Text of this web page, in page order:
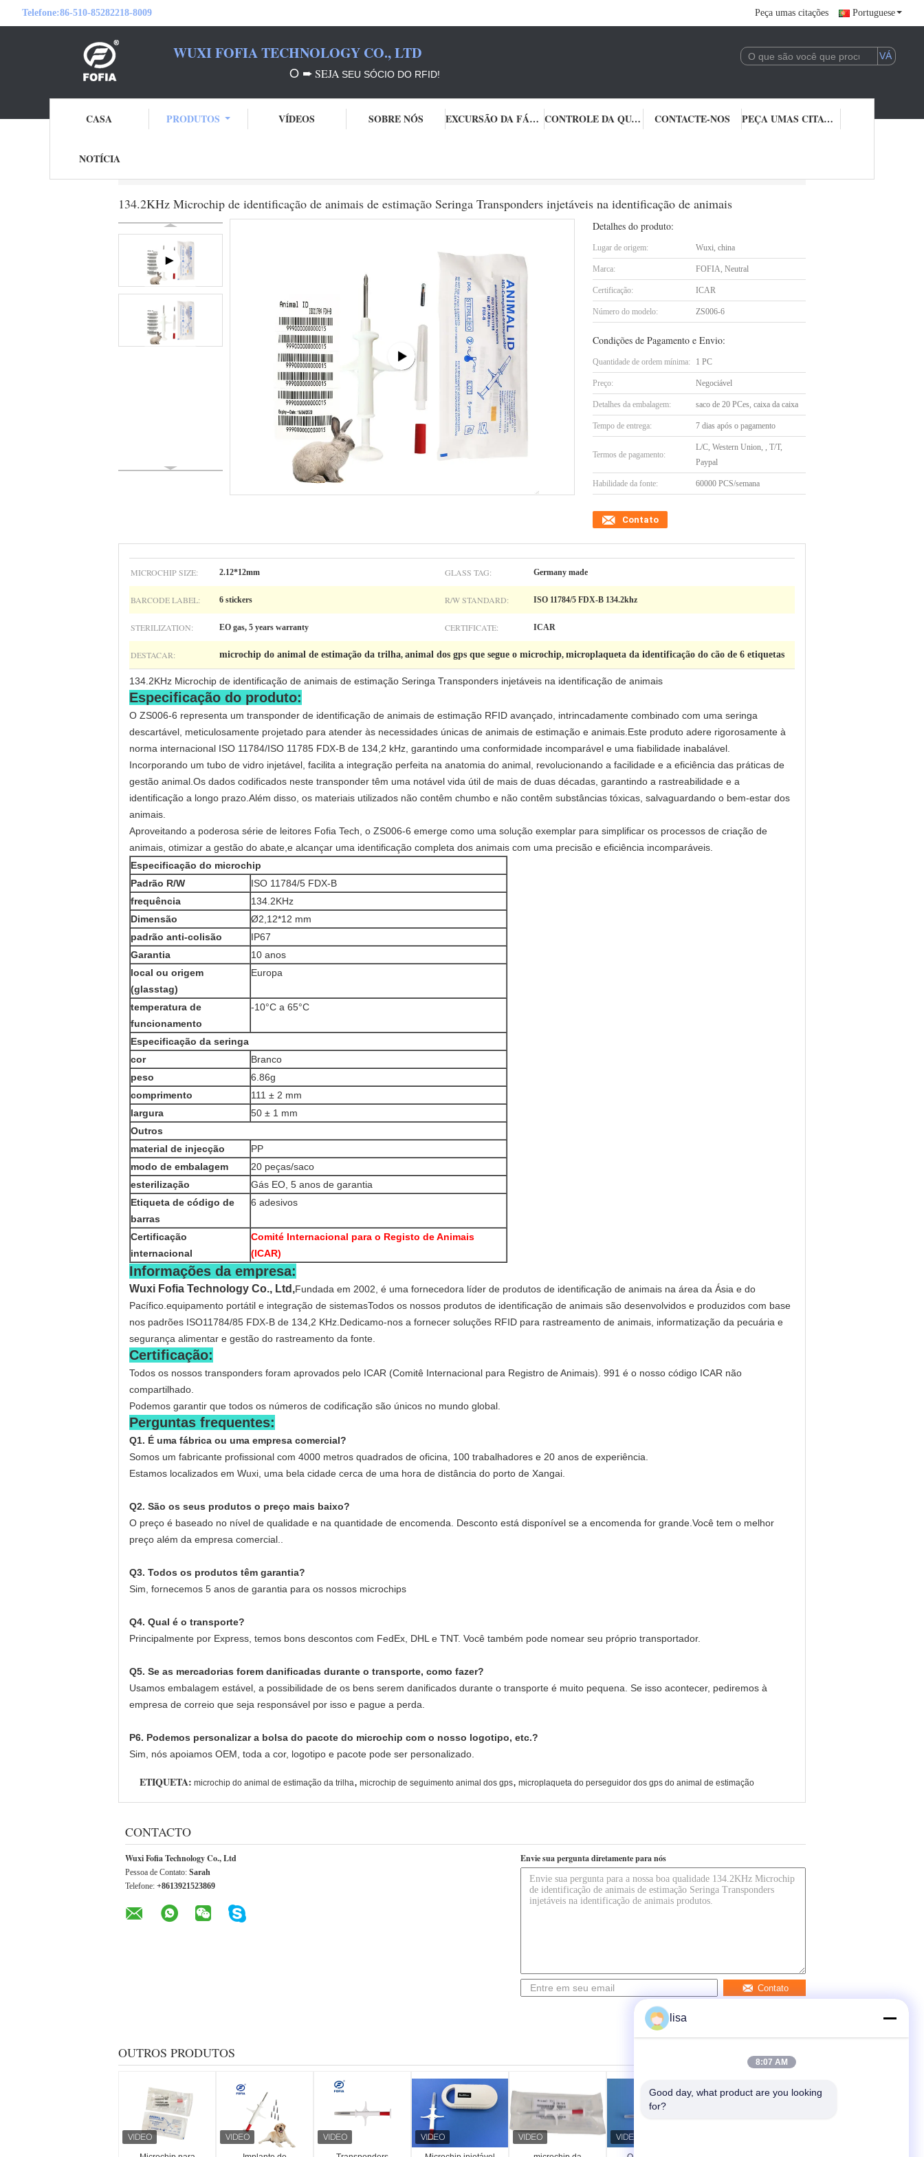
Telefone:86-510-85282218-8009 Peça umas citações Portuguese
WUXI FOFIA TECHNOLOGY CO., LTD
O ➨SEJA SEU SÓCIO DO RFID!
CASA PRODUTOS VÍDEOS SOBRE NÓS EXCURSÃO DA FÁBRICA CONTROLE DA QUALIDADE CONTACTE-NOS PEÇA UMAS CITAÇÕES
NOTÍCIA
134.2KHz Microchip de identificação de animais de estimação Seringa Transponders injetáveis na identificação de animais
Detalhes do produto:
Lugar de origem: Wuxi, china
Marca: FOFIA, Neutral
Certificação: ICAR
Número do modelo: ZS006-6
Condições de Pagamento e Envio:
Quantidade de ordem mínima: 1 PC
Preço: Negociável
Detalhes da embalagem: saco de 20 PCes, caixa da caixa
Tempo de entrega: 7 dias após o pagamento
Termos de pagamento:
L/C, Western Union, , T/T,
Paypal
Habilidade da fonte: 60000 PCS/semana
Contato
MICROCHIP SIZE: 2.12*12mm GLASS TAG: Germany made
BARCODE LABEL: 6 stickers R/W STANDARD: ISO 11784/5 FDX-B 134.2khz
STERILIZATION: EO gas, 5 years warranty CERTIFICATE: ICAR
DESTACAR: microchip do animal de estimação da trilha, animal dos gps que segue o microchip, microplaqueta da identificação do cão de 6 etiquetas
134.2KHz Microchip de identificação de animais de estimação Seringa Transponders injetáveis na identificação de animais
Especificação do produto:
O ZS006-6 representa um transponder de identificação de animais de estimação RFID avançado, intrincadamente combinado com uma seringa
descartável, meticulosamente projetado para atender às necessidades únicas de animais de estimação e animais. Este produto adere rigorosamente à
norma internacional ISO 11784/ISO 11785 FDX-B de 134,2 kHz, garantindo uma conformidade incomparável e uma fiabilidade inabalável.
Incorporando um tubo de vidro injetável, facilita a integração perfeita na anatomia do animal, revolucionando a facilidade e a eficiência das práticas de
gestão animal. Os dados codificados neste transponder têm uma notável vida útil de mais de duas décadas, garantindo a rastreabilidade e a
identificação a longo prazo. Além disso, os materiais utilizados não contêm chumbo e não contêm substâncias tóxicas, salvaguardando o bem-estar dos
animais.
Aproveitando a poderosa série de leitores Fofia Tech, o ZS006-6 emerge como uma solução exemplar para simplificar os processos de criação de
animais, otimizar a gestão do abate,e alcançar uma identificação completa dos animais com uma precisão e eficiência incomparáveis.
Especificação do microchip
Padrão R/W
ISO 11784/5 FDX-B
frequência
134.2KHz
Dimensão
Ø2,12*12 mm
padrão anti-colisão
IP67
Garantia
10 anos
local ou origem
(glasstag)
Europa
temperatura de
funcionamento
-10°C a 65°C
Especificação da seringa
cor
Branco
peso
6.86g
comprimento
111 ± 2 mm
largura
50 ± 1 mm
Outros
material de injecção
PP
modo de embalagem
20 peças/saco
esterilização
Gás EO, 5 anos de garantia
Etiqueta de código de
barras
6 adesivos
Certificação
internacional
Comité Internacional para o Registo de Animais
(ICAR)
Informações da empresa:
Wuxi Fofia Technology Co., Ltd,Fundada em 2002, é uma fornecedora líder de produtos de identificação de animais na área da Ásia e do
Pacífico.equipamento portátil e integração de sistemasTodos os nossos produtos de identificação de animais são desenvolvidos e produzidos com base
nos padrões ISO11784/85 FDX-B de 134,2 KHz.Dedicamo-nos a fornecer soluções RFID para rastreamento de animais, informatização da pecuária e
segurança alimentar e gestão do rastreamento da fonte.
Certificação:
Todos os nossos transponders foram aprovados pelo ICAR (Comitê Internacional para Registro de Animais). 991 é o nosso código ICAR não
compartilhado.
Podemos garantir que todos os números de codificação são únicos no mundo global.
Perguntas frequentes:
Q1. É uma fábrica ou uma empresa comercial?
Somos um fabricante profissional com 4000 metros quadrados de oficina, 100 trabalhadores e 20 anos de experiência.
Estamos localizados em Wuxi, uma bela cidade cerca de uma hora de distância do porto de Xangai.
Q2. São os seus produtos o preço mais baixo?
O preço é baseado no nível de qualidade e na quantidade de encomenda. Desconto está disponível se a encomenda for grande.Você tem o melhor
preço além da empresa comercial..
Q3. Todos os produtos têm garantia?
Sim, fornecemos 5 anos de garantia para os nossos microchips
Q4. Qual é o transporte?
Principalmente por Express, temos bons descontos com FedEx, DHL e TNT. Você também pode nomear seu próprio transportador.
Q5. Se as mercadorias forem danificadas durante o transporte, como fazer?
Usamos embalagem estável, a possibilidade de os bens serem danificados durante o transporte é muito pequena. Se isso acontecer, pediremos à
empresa de correio que seja responsável por isso e pague a perda.
P6. Podemos personalizar a bolsa do pacote do microchip com o nosso logotipo, etc.?
Sim, nós apoiamos OEM, toda a cor, logotipo e pacote pode ser personalizado.
ETIQUETA: microchip do animal de estimação da trilha, microchip de seguimento animal dos gps, microplaqueta do perseguidor dos gps do animal de estimação
CONTACTO
Wuxi Fofia Technology Co., Ltd
Pessoa de Contato: Sarah
Telefone: +8613921523869
Envie sua pergunta diretamente para nós
Contato
OUTROS PRODUTOS
lisa
8:07 AM
Good day, what product are you looking
for?